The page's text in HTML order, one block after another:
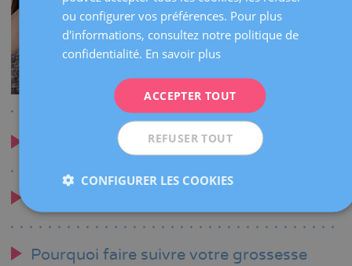
Visites et contrôles
Pourquoi faire suivre votre grossesse
ou configurer vos préférences. Pour plus
d'informations, consultez notre politique de
confidentialité. En savoir plus
ACCEPTER TOUT
REFUSER TOUT
CONFIGURER LES COOKIES